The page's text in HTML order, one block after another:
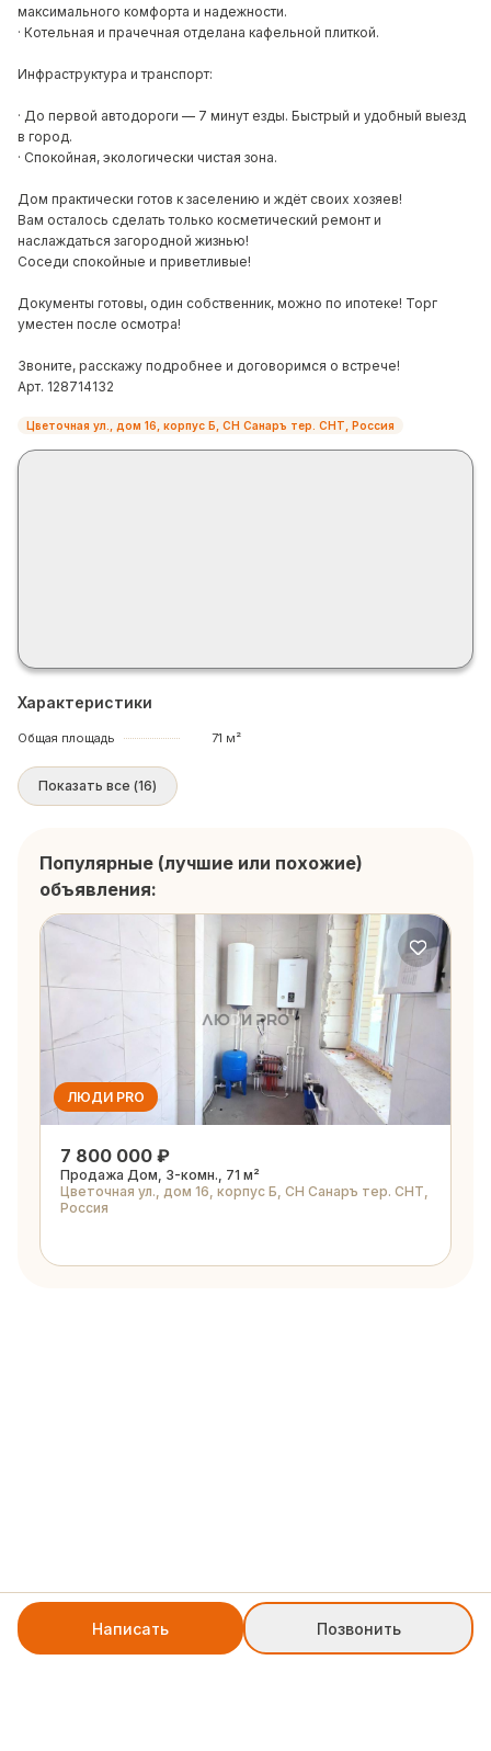
максимального комфорта и надежности.
· Котельная и прачечная отделана кафельной плиткой.
Инфраструктура и транспорт:
· До первой автодороги — 7 минут езды. Быстрый и удобный выезд
в город.
· Спокойная, экологически чистая зона.
Дом практически готов к заселению и ждёт своих хозяев!
Вам осталось сделать только косметический ремонт и
наслаждаться загородной жизнью!
Соседи спокойные и приветливые!
Документы готовы, один собственник, можно по ипотеке! Торг
уместен после осмотра!
Звоните, расскажу подробнее и договоримся о встрече!
Арт. 128714132
Цветочная ул., дом 16, корпус Б, СН Санаръ тер. СНТ, Россия
Характеристики
Общая площадь 71 м²
Показать все (16)
Написать Позвонить
Популярные (лучшие или похожие)
объявления:
ЛЮДИ PRO
7 800 000 ₽
Продажа Дом, 3-комн., 71 м²
Цветочная ул., дом 16, корпус Б, СН Санаръ тер. СНТ,
Россия